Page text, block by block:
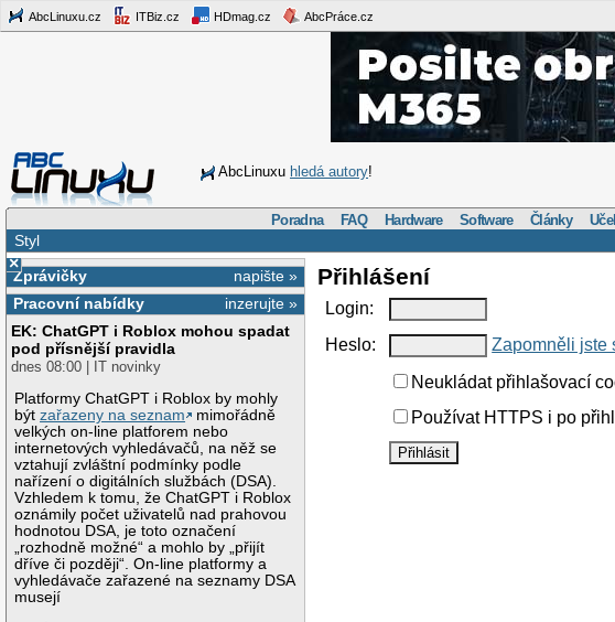
AbcLinuxu.cz ITBiz.cz HDmag.cz AbcPráce.cz
AbcLinuxu hledá autory!
Poradna FAQ Hardware Software Články
Styl
×
napište »
Zprávičky
inzerujte »
Pracovní nabídky
EK: ChatGPT i Roblox mohou spadat
pod přísnější pravidla
dnes 08:00 | IT novinky
Platformy ChatGPT i Roblox by mohly
býtzařazeny na seznam
mimořádně
velkých on-line platforem nebo
internetových vyhledávačů, na něž se
vztahují zvláštní podmínky podle
nařízení o digitálních službách (DSA).
Vzhledem k tomu, že ChatGPT i Roblox
oznámily počet uživatelů nad prahovou
hodnotou DSA, je toto označení
„rozhodně možné“ a mohlo by „přijít
dříve či později“. On-line platformy a
vyhledávače zařazené na seznamy DSA
musejí
Přihlášení
Login:
Heslo:
Zapomněli jste
Neukládat přihlašovací
Používat HTTPS i po